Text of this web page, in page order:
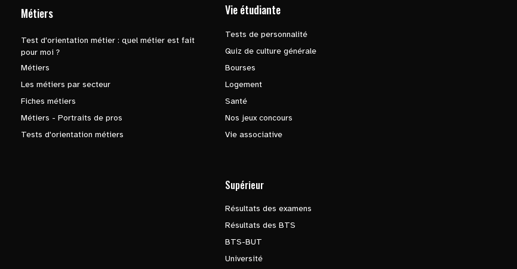
Métiers
Test d'orientation métier : quel métier est fait
pour moi ?
Métiers
Les métiers par secteur
Fiches métiers
Métiers - Portraits de pros
Tests d'orientation métiers
Vie étudiante
Tests de personnalité
Quiz de culture générale
Bourses
Logement
Santé
Nos jeux concours
Vie associative
Supérieur
Résultats des examens
Résultats des BTS
BTS-BUT
Université